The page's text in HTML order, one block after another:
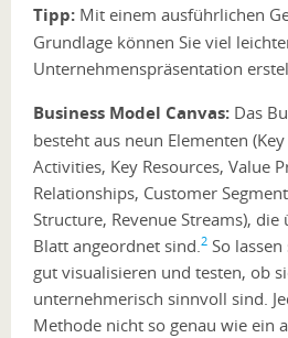
Tipp: Mit einem ausführlichen
Grundlage können Sie viel
Unternehmenspräsentation
Business Model Canvas: Das
besteht aus neun Elementen
Activities, Key Resources, Value
Relationships, Customer
Structure, Revenue Streams),
Blatt angeordnet sind.2 So
gut visualisieren und testen, ob
unternehmerisch sinnvoll sind.
Methode nicht so genau wie ein